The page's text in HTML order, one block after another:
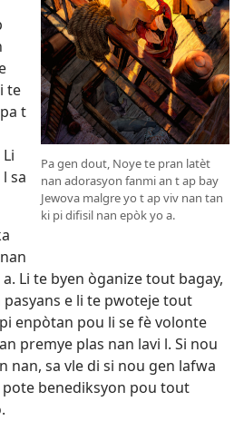
Pa gen dout, Noye te pran latèt
nan adorasyon fanmi an t ap bay
Jewova malgre yo t ap viv nan tan
ki pi difisil nan epòk yo a.
te
t
Li
sa
Li te byen òganize tout bagay,
e li te pwoteje tout
enpòtan pou li se fè volonte
premye plas nan lavi l. Si nou
nan, sa vle di si nou gen lafwa
pote benediksyon pou tout